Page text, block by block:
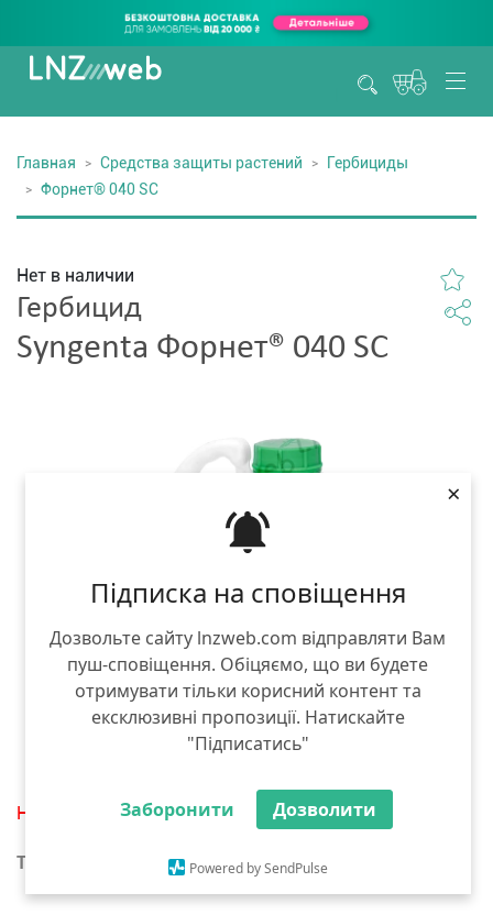
Підписка на сповіщення
Дозвольте сайту lnzweb.com відправляти Вам
пуш-сповіщення. Обіцяємо, що ви будете
отримувати тільки корисний контент та
ексклюзивні пропозиції. Натискайте
"Підписатись"
Заборонити Дозволити
Powered by SendPulse
×
Главная Средства защиты растений
Гербициды
Форнет® 040 SC
Нет в наличии
Гербицид
Syngenta Форнет® 040 SC
Нет в наличии
Тара :